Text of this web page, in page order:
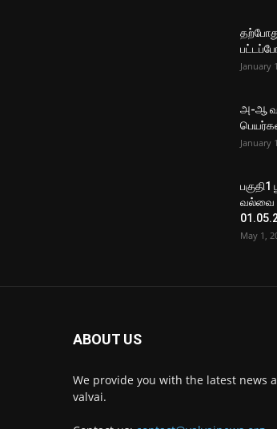
January
அ-ஆ
January
வல்வை
May 1,
ABOUT US
We provide you with the latest news
valvai.